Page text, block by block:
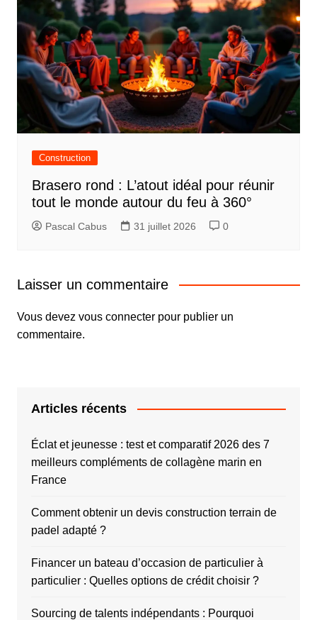
Construction
Brasero rond : L’atout idéal pour réunir
tout le monde autour du feu à 360°
Pascal Cabus 31 juillet 2026 0
Laisser un commentaire
Vous devez vous connecterpour publier un
commentaire.
Articles récents
Éclat et jeunesse : test et comparatif 2026 des 7
meilleurs compléments de collagène marin en
France
Comment obtenir un devis construction terrain de
padel adapté ?
Financer un bateau d’occasion de particulier à
particulier : Quelles options de crédit choisir ?
Sourcing de talents indépendants : Pourquoi